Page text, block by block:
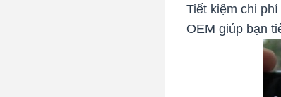
Tiết kiệm chi
OEM giúp bạn